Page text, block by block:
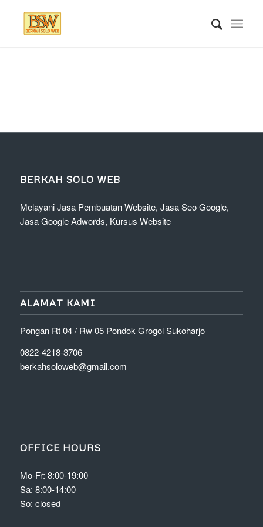
BERKAH SOLO WEB
Melayani Jasa Pembuatan Website, Jasa Seo Google,
Jasa Google Adwords, Kursus Website
ALAMAT KAMI
Pongan Rt 04 / Rw 05 Pondok Grogol Sukoharjo
0822-4218-3706
berkahsoloweb@gmail.com
OFFICE HOURS
Mo-Fr: 8:00-19:00
Sa: 8:00-14:00
So: closed